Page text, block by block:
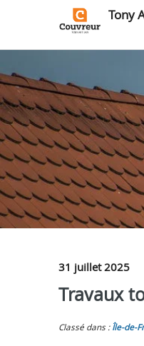
Tony
31 juillet 2025
Travaux
Classé dans : Île-de-